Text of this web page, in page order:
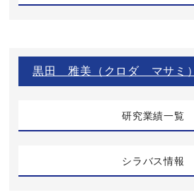
黒田 雅美（クロダ マサミ）
研究業績一覧
シラバス情報